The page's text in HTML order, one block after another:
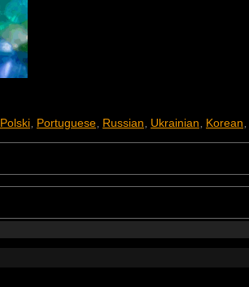
Polski, Portuguese, Russian, Ukrainian, Korean,